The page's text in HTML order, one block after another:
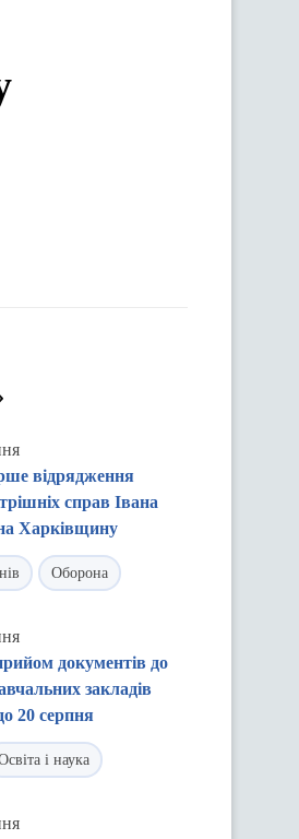
відрядження
справ Івана
Харківщину
Оборона
документів до
закладів
20 серпня
і наука